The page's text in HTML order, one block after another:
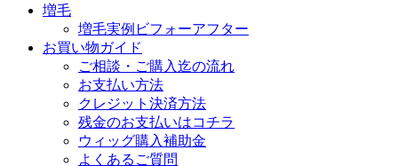
増毛
増毛実例ビフォーアフター
お買い物ガイド
ご相談・ご購入迄の流れ
お支払い方法
クレジット決済方法
残金のお支払いはコチラ
ウィッグ購入補助金
よくあるご質問